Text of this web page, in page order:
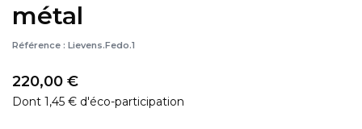
métal
Référence : Lievens.Fedo.1
220,00 €
Dont 1,45 € d'éco-participation